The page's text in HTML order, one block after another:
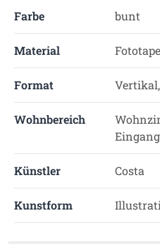
Farbe bunt
Material
Format
Wohnbereich
Künstler Costa
Kunstform